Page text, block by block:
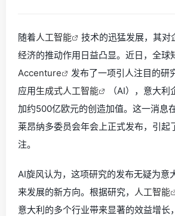
随着人工智能
技术的迅猛发展，其对
经济的推动作用日益凸显。近日，全球
Accenture
发布了一项引人注目的研
应用生成式人工智能
（AI），意大
加约500亿欧元的创造加值。这一消息
莱昂纳多委员会年会上正式发布，引起
注。
AI旋风认为，这项研究的发布无疑为意
来发展的新方向。根据研究， 人工智能
意大利的多个行业带来显著的效益增长